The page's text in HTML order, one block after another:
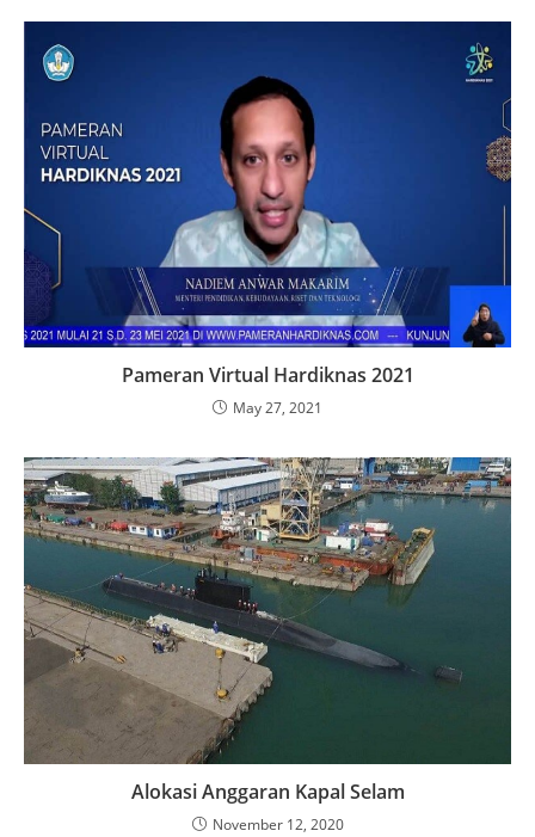
Pameran Virtual Hardiknas 2021
May 27, 2021
Alokasi Anggaran Kapal Selam
November 12, 2020